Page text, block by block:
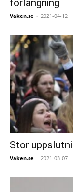
förlängning
Vaken.se - 2021-04-12
Stor
Vaken.se - 2021-03-07